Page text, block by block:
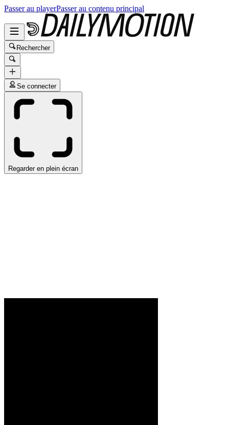
Passer au playerPasser au contenu principal
Rechercher
Se connecter
Regarder en plein écran